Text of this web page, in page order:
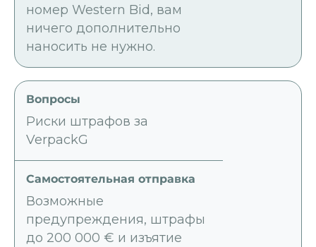
номер Western Bid, вам
ничего дополнительно
наносить не нужно.
Риски штрафов за
VerpackG
Возможные
предупреждения, штрафы
до 200 000 € и изъятие